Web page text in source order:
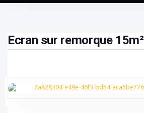
Ecran sur remorque 15m²